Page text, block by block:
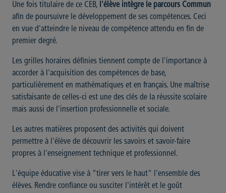
Une fois titulaire de ce CEB, l'élève intègre le parcours Commun
afin de poursuivre le développement de ses compétences. Ceci
en vue d'atteindre le niveau de compétence attendu en fin de
premier degré.
Les grilles horaires définies tiennent compte de l'importance à
accorder à l'acquisition des compétences de base,
particulièrement en mathématiques et en français. Une maîtrise
satisfaisante de celles-ci est une des clés de la réussite scolaire
mais aussi de l'insertion professionnelle et sociale.
Les autres matières proposent des activités qui doivent
permettre à l'élève de découvrir les savoirs et savoir-faire
propres à l'enseignement technique et professionnel.
L'équipe éducative vise à "tirer vers le haut" l'ensemble des
élèves. Rendre confiance ou susciter l'intérêt et le goût